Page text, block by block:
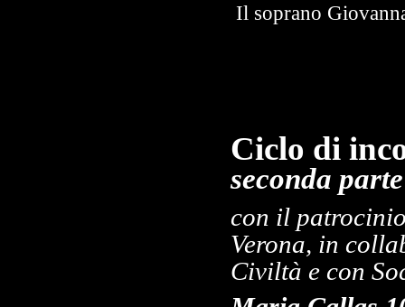
Il soprano
Ciclo di
seconda parte
con il
Verona, in
Civiltà e con